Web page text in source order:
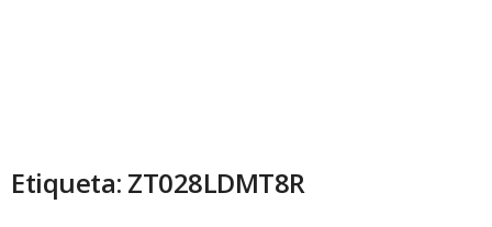
Etiqueta: ZT028LDMT8R